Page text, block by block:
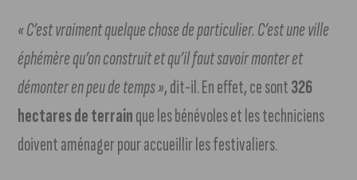
« C’est vraiment quelque chose de particulier. C’est une ville
éphémère qu’on construit et qu’il faut savoir monter et
démonter en peu de temps », dit-il. En effet, ce sont326
hectares de terrainque les bénévoles et les techniciens
doivent aménager pour accueillir les festivaliers.